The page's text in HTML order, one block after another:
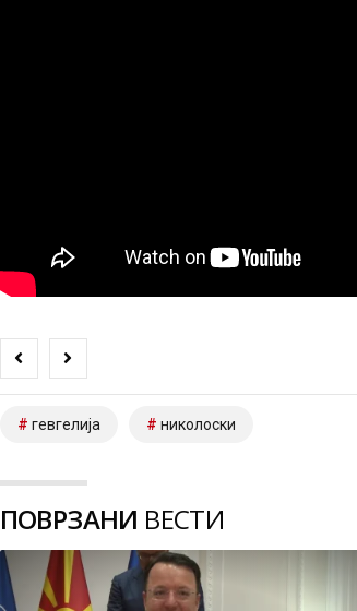
гевгелија николоски
ПОВРЗАНИ ВЕСТИ